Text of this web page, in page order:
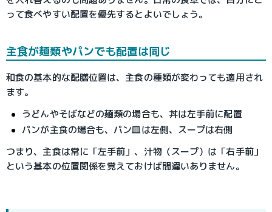
って食べやすい配置を優先するとよいでしょう。
主食が麺類やパンでも配置は同じ
和食の基本的な配膳位置は、主食の種類が変わっても適用され
ます。
うどんやそばなどの麺類の場合も、丼は左手前に配置
パンが主食の場合も、パン皿は左側、スープは右側
つまり、主食は常に「左手前」、汁物（スープ）は「右手前」
という基本の位置関係を覚えておけば間違いありません。